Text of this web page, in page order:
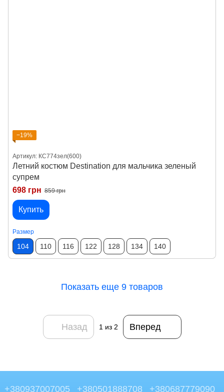
−19%
Артикул: КС774зел(600)
Летний костюм Destination для мальчика зеленый
супрем
698 грн 859 грн
Купить
Размер
104 110 116 122 128 134 140
Показать еще 9 товаров
Назад 1 из 2 Вперед
+380937007005 +380501888708 +380687779090